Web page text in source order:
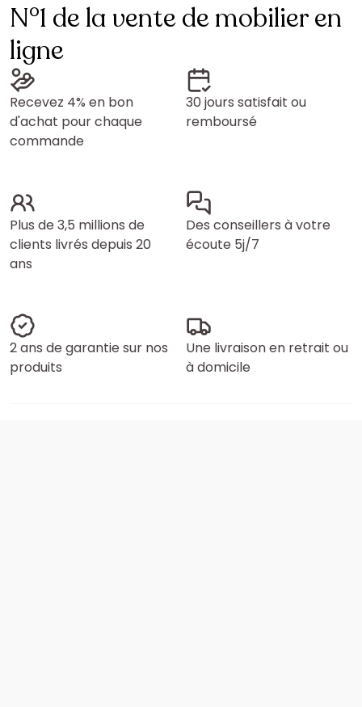
N°1 de la vente de mobilier en
ligne
Recevez 4% en bon
d'achat pour chaque
commande
30 jours satisfait ou
remboursé
Plus de 3,5 millions de
clients livrés depuis 20
ans
Des conseillers à votre
écoute 5j/7
2 ans de garantie sur nos
produits
Une livraison en retrait ou
à domicile